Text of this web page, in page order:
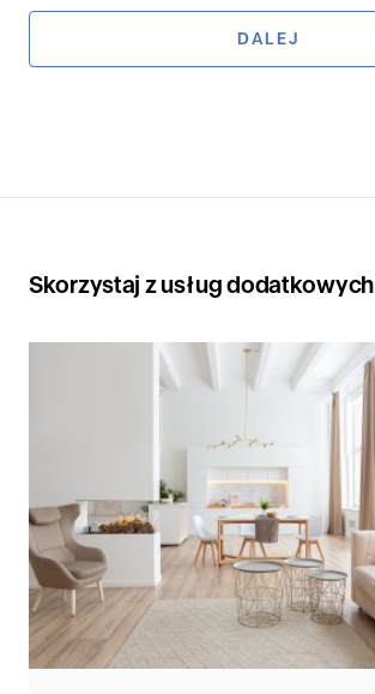
DALEJ
Skorzystaj z usług dodatkowych